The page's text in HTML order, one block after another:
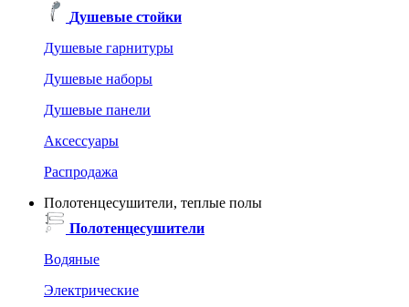
Душевые стойки
Душевые гарнитуры
Душевые наборы
Душевые панели
Аксессуары
Распродажа
Полотенцесушители, теплые полы
Полотенцесушители
Водяные
Электрические